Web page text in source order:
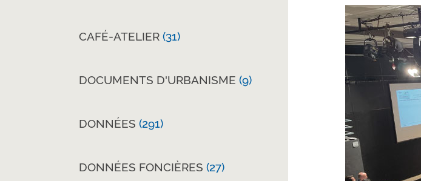
CAFÉ-ATELIER (31)
DOCUMENTS D'URBANISME (9)
DONNÉES (291)
DONNÉES FONCIÈRES (27)